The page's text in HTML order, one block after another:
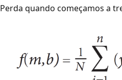
Perda quando começamos a